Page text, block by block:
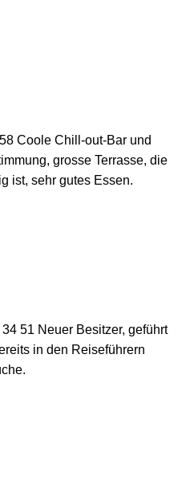
Coole Chill-out-Bar und
grosse Terrasse, die
ist, sehr gutes Essen.
51 Neuer Besitzer, geführt
in den Reiseführern